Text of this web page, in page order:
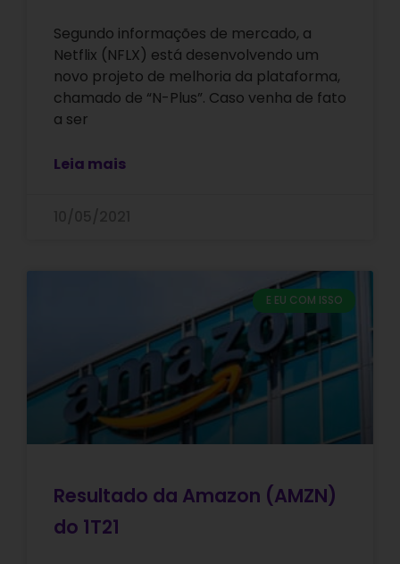
Segundo informações de mercado, a
Netflix (NFLX) está desenvolvendo um
novo projeto de melhoria da plataforma,
chamado de “N-Plus”. Caso venha de fato
a ser
Leia mais
E EU COM ISSO
Resultado da Amazon (AMZN)
do 1T21